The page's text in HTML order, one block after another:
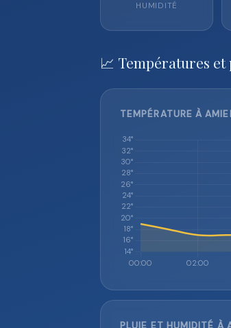
HUMIDITÉ
📈 Températures
TEMPÉRATURE À
PLUIE ET HUMIDITÉ À